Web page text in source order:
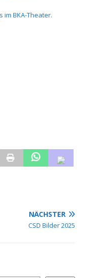
BKA-Theater.
NÄCHSTER
CSD Bilder 2025